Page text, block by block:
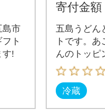
島市
ト
す!
寄付金額
五島うどん
トです。
んのトッピ
上がりくだ
冷蔵